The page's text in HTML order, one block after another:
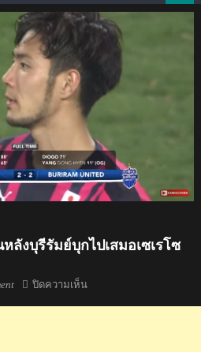
ลังบุรีรัมย์บุกไปเสมอเซเรโซ
ปิดความเห็นบน